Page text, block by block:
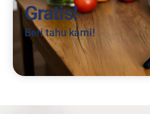
Gratis!
Beri tahu kami!